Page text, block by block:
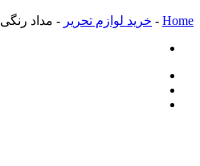
Home
- خرید لوازم تحریر - مداد رنگی 12 رنگ پاستیلی